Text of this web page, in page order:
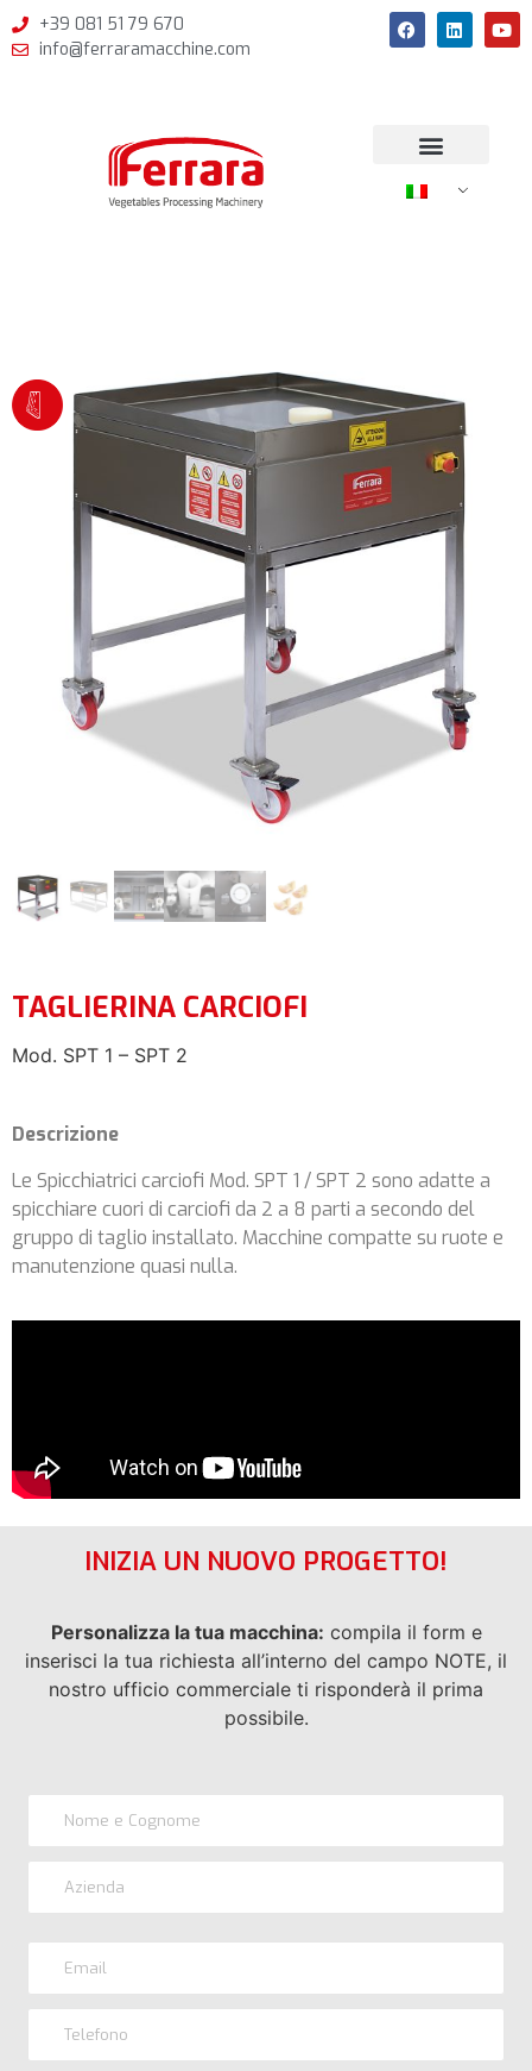
+39 081 51 79 670
info@ferraramacchine.com
TAGLIERINA CARCIOFI
Mod. SPT 1 – SPT 2
Descrizione
Le Spicchiatrici carciofi Mod. SPT 1 / SPT 2 sono adatte a
spicchiare cuori di carciofi da 2 a 8 parti a secondo del
gruppo di taglio installato. Macchine compatte su ruote e
manutenzione quasi nulla.
INIZIA UN NUOVO PROGETTO!
Personalizza la tua macchina: compila il form e
inserisci la tua richiesta all’interno del campo NOTE, il
nostro ufficio commerciale ti risponderà il prima
possibile.